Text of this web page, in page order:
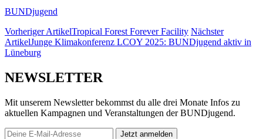
BUNDjugend
Vorheriger ArtikelTropical Forest Forever Facility Nächster
ArtikelJunge Klimakonferenz LCOY 2025: BUNDjugend aktiv in
Lüneburg
NEWSLETTER
Mit unserem Newsletter bekommst du alle drei Monate Infos zu
aktuellen Kampagnen und Veranstaltungen der BUNDjugend.
Jetzt anmelden